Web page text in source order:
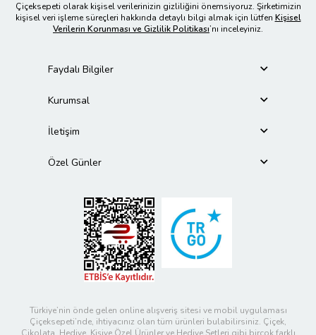
Çiçeksepeti olarak kişisel verilerinizin gizliliğini önemsiyoruz. Şirketimizin
kişisel veri işleme süreçleri hakkında detaylı bilgi almak için lütfen Kişisel
Verilerin Korunması ve Gizlilik Politikası’nı inceleyiniz.
Faydalı Bilgiler
Kurumsal
İletişim
Özel Günler
Türkiye’nin önde gelen online alışveriş sitesi ve mobil uygulaması
Çiçeksepeti’nde, ihtiyacınız olan tüm ürünleri bulabilirsiniz. Çiçek,